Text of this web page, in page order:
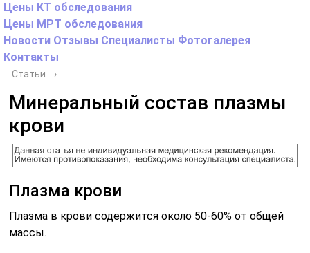
Цены КТ обследования
Цены МРТ обследования
Новости Отзывы Специалисты Фотогалерея
Контакты
Статьи ›
Минеральный состав плазмы
крови
Плазма крови
Плазма в крови содержится около 50-60% от общей
массы.